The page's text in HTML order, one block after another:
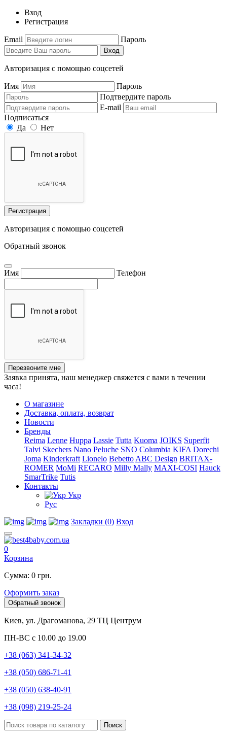
Вход
Регистрация
Email Пароль
Вход
Авторизация с помощью соцсетей
Имя
Пароль
Подтвердите пароль
E-mail
Подписаться
Да
Нет
Регистрация
Авторизация с помощью соцсетей
Обратный звонок
Имя Телефон
Перезвоните мне
Заявка принята, наш менеджер свяжется с вами в течении
часа!
О магазине
Доставка, оплата, возврат
Новости
Бренды
Reima Lenne Huppa Lassie Tutta Kuoma JOIKS Superfit
Talvi Skechers Nano Peluche SNO Columbia KIFA Dorechi
Joma Kinderkraft Lionelo Bebetto ABC Design BRITAX-
ROMER MoMi RECARO Milly Mally MAXI-COSI Hauck
SmarTrike Tutis
Контакты
Укр
Рус
Закладки (0) Вход
0
Корзина
Сумма: 0 грн.
Оформить заказ
Обратный звонок
Киев, ул. Драгоманова, 29 ТЦ Центрум
ПН-ВС с 10.00 до 19.00
+38 (063) 341-34-32
+38 (050) 686-71-41
+38 (050) 638-40-91
+38 (098) 219-25-24
Поиск